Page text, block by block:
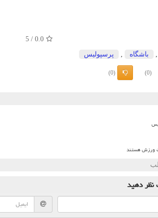
0.0
/
5
باشگاه پرسپولیس
(0)
(0)
ورزش هستند
نظر دهید